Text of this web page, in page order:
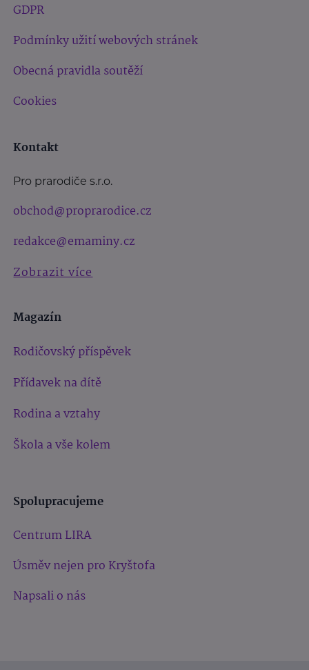
GDPR
Podmínky užití webových stránek
Obecná pravidla soutěží
Cookies
Kontakt
Pro prarodiče s.r.o.
obchod@proprarodice.cz
redakce@emaminy.cz
Zobrazit více
Magazín
Rodičovský příspěvek
Přídavek na dítě
Rodina a vztahy
Škola a vše kolem
Spolupracujeme
Centrum LIRA
Úsměv nejen pro Kryštofa
Napsali o nás